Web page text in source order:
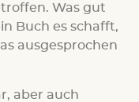
Was gut
Buch es schafft,
ausgesprochen
aber auch